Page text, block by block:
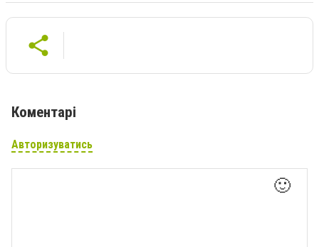
Коментарі
Авторизуватись
🙂